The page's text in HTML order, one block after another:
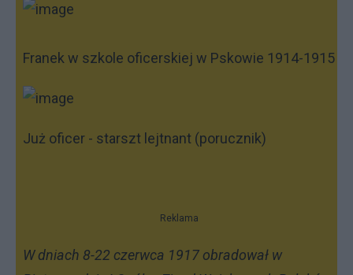
Franek w szkole oficerskiej w Pskowie 1914-1915
Już oficer - starszt lejtnant (porucznik)
Reklama
W dniach 8-22 czerwca 1917 obradował w